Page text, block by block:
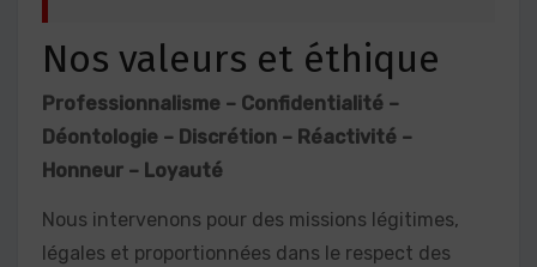
Nos valeurs et éthique
Professionnalisme – Confidentialité –
Déontologie – Discrétion – Réactivité –
Honneur – Loyauté
Nous intervenons pour des missions légitimes,
légales et proportionnées dans le respect des